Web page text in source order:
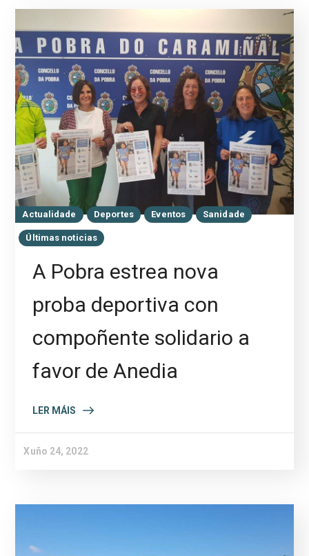
Actualidade Deportes Eventos Sanidade
Últimas noticias
A Pobra estrea nova
proba deportiva con
compoñente solidario a
favor de Anedia
LER MÁIS
Xuño 24, 2022